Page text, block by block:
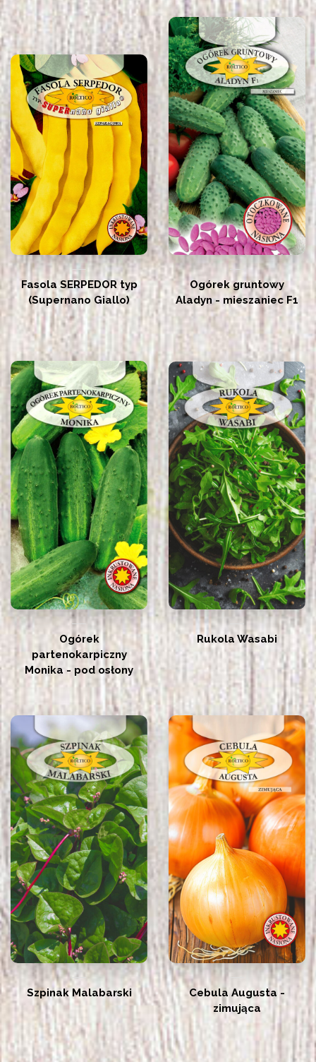
Fasola SERPEDOR typ
(Supernano Giallo)
Ogórek gruntowy
Aladyn - mieszaniec F1
Ogórek
partenokarpiczny
Monika - pod osłony
Rukola Wasabi
Szpinak Malabarski
Cebula Augusta -
zimująca